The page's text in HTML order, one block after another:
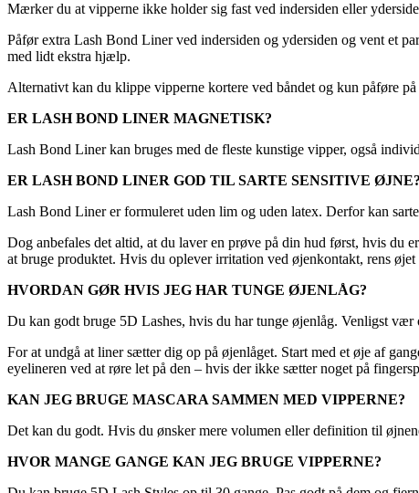
Mærker du at vipperne ikke holder sig fast ved indersiden eller
Påfør extra Lash Bond Liner ved indersiden og ydersiden og vent et
med lidt ekstra hjælp.
Alternativt kan du klippe vipperne kortere ved båndet og kun påføre
ER LASH BOND LINER MAGNETISK?
Lash Bond Liner kan bruges med de fleste kunstige vipper, også
ER LASH BOND LINER GOD TIL SARTE SENSITIVE ØJNE?
Lash Bond Liner er formuleret uden lim og uden latex. Derfor kan
Dog anbefales det altid, at du laver en prøve på din hud først, hvis du
at bruge produktet. Hvis du oplever irritation ved øjenkontakt, rens øjet
HVORDAN GØR HVIS JEG HAR TUNGE ØJENLÅG?
Du kan godt bruge 5D Lashes, hvis du har tunge øjenlåg. Venligst
For at undgå at liner sætter dig op på øjenlåget. Start med et øje af
eyelineren ved at røre let på den – hvis der ikke sætter noget på
KAN JEG BRUGE MASCARA SAMMEN MED VIPPERNE?
Det kan du godt. Hvis du ønsker mere volumen eller definition til
HVOR MANGE GANGE KAN JEG BRUGE VIPPERNE?